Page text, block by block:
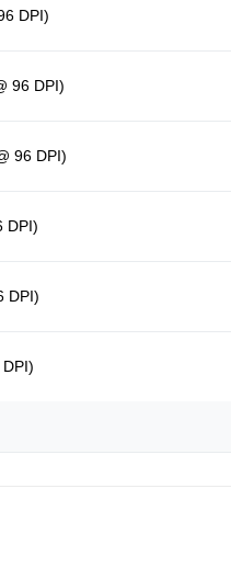
DPI)
96 DPI)
96 DPI)
DPI)
DPI)